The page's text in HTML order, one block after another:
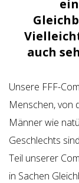
auch
Unsere FFF-
Menschen, von
Männer wie
Geschlechts
Teil unserer
in Sachen